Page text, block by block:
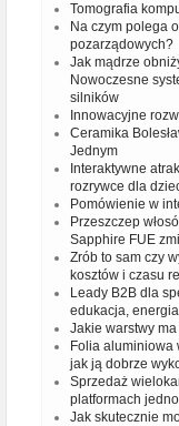
Tomografia
Na czym polega
pozarządowych?
Jak mądrze
Nowoczesne
silników
Innowacyjne
Ceramika
Jednym
Interaktywne
rozrywce dla
Pomówienie w
Przeszczep
Sapphire FUE
Zrób to sam czy
kosztów i czasu
Leady B2B dla
edukacja,
Jakie warstwy ma
Folia aluminiowa
jak ją dobrze
Sprzedaż
platformach
Jak skutecznie